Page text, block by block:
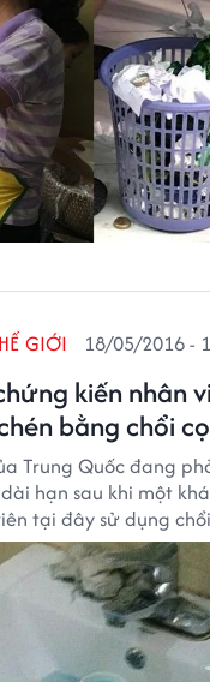
kiến nhân
bằng chổi
GIỚI 18/05/2016 -
Trung Quốc đang
hạn sau khi một
tại đây sử dụng
vinh để làm sạch